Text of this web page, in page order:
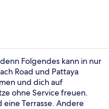
Folgendes kann in nur
Road und Pattaya
und dich auf
ohne Service freuen.
Terrasse. Andere